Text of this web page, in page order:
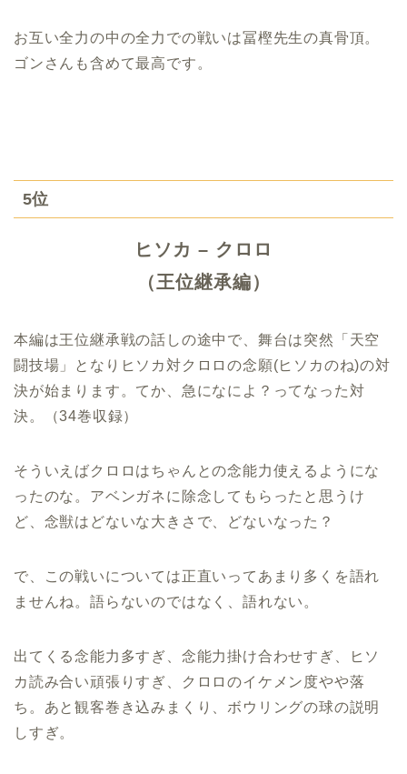
お互い全力の中の全力での戦いは冨樫先生の真骨頂。
ゴンさんも含めて最高です。
5位
ヒソカ – クロロ
（王位継承編）
本編は王位継承戦の話しの途中で、舞台は突然「天空
闘技場」となりヒソカ対クロロの念願(ヒソカのね)の対
決が始まります。てか、急になによ？ってなった対
決。（34巻収録）
そういえばクロロはちゃんとの念能力使えるようにな
ったのな。アベンガネに除念してもらったと思うけ
ど、念獣はどないな大きさで、どないなった？
で、この戦いについては正直いってあまり多くを語れ
ませんね。語らないのではなく、語れない。
出てくる念能力多すぎ、念能力掛け合わせすぎ、ヒソ
カ読み合い頑張りすぎ、クロロのイケメン度やや落
ち。あと観客巻き込みまくり、ボウリングの球の説明
しすぎ。